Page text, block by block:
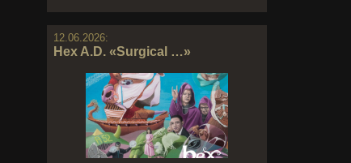
12.06.2026:
Hex A.D. «Surgical …»